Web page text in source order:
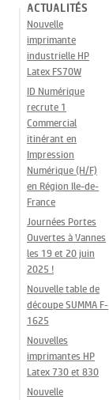
ACTUALITÉS
Nouvelle
imprimante
industrielle HP
Latex FS70W
ID Numérique
recrute 1
Commercial
itinérant en
Impression
Numérique (H/F)
en Région Ile-de-
France
Journées Portes
Ouvertes à Vannes
les 19 et 20 juin
2025 !
Nouvelle table de
découpe SUMMA F-
1625
Nouvelles
imprimantes HP
Latex 730 et 830
Nouvelle